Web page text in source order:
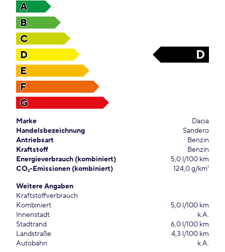
A
B
C
D
D
E
F
G
Marke
Dacia
Handelsbezeichnung
Sandero
Antriebsart
Benzin
Kraftstoff
Benzin
Energieverbrauch (kombiniert)
5,0 l/100 km
CO₂-Emissionen (kombiniert)
124,0 g/km¹
Weitere Angaben
Kraftstoffverbrauch
Kombiniert
5,0 l/100 km
Innenstadt
k.A.
Stadtrand
6,0 l/100 km
Landstraße
4,3 l/100 km
Autobahn
k.A.